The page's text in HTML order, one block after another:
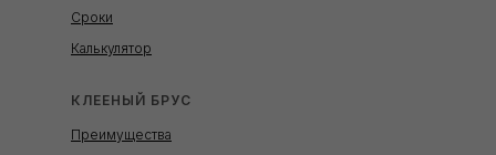
Сроки
Калькулятор
КЛЕЕНЫЙ БРУС
Преимущества